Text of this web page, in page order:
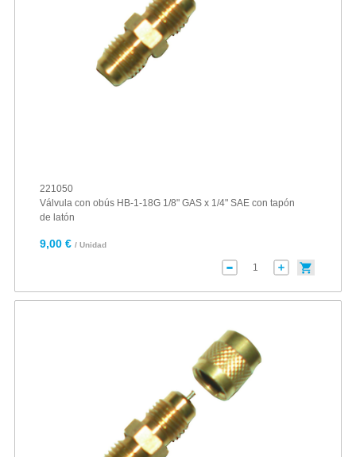
221050
Válvula con obús HB-1-18G 1/8" GAS x 1/4" SAE con tapón
de latón
9,00 € / Unidad